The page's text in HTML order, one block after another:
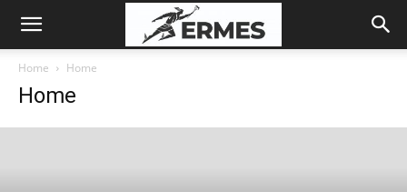
Home Home
Home